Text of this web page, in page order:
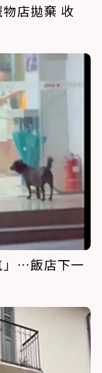
店拋棄 收
」…飯店下一